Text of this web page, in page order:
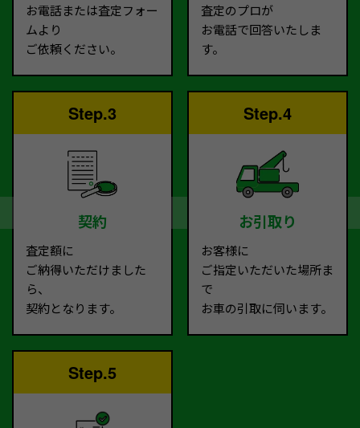
お電話または査定フォー
ムより
ご依頼ください。
査定のプロが
お電話で回答いたしま
す。
Step.3
契約
査定額に
ご納得いただけました
ら、
契約となります。
Step.4
お引取り
お客様に
ご指定いただいた場所ま
で
お車の引取に伺います。
Step.5